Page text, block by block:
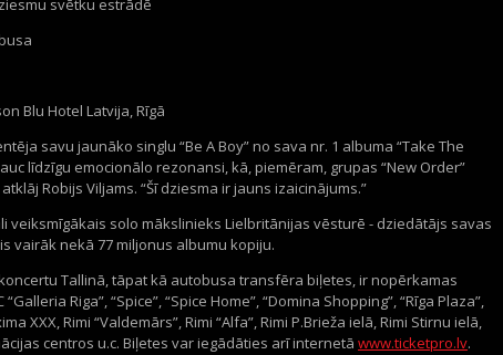
svētku estrādē
Blu Hotel Latvija, Rīgā
savu jaunāko singlu “Be A Boy” no sava nr. 1 albuma “Take The
līdzīgu emocionālo rezonansi, kā, piemēram, grupas “New Order”
Robijs Viljams. “Šī dziesma ir jauns izaicinājums.”
veiksmīgākais solo mākslinieks Lielbritānijas vēsturē - dziedātājs savas
vairāk nekā 77 miljonus albumu kopiju.
Tallinā, tāpat kā autobusa transfēra biļetes, ir nopērkamas
Riga”, “Spice”, “Spice Home”, “Domina Shopping”, “Rīga Plaza”,
XXX, Rimi “Valdemārs”, Rimi “Alfa”, Rimi P.Brieža ielā, Rimi Stirnu ielā,
centros u.c. Biļetes var iegādāties arī internetā www.ticketpro.lv.